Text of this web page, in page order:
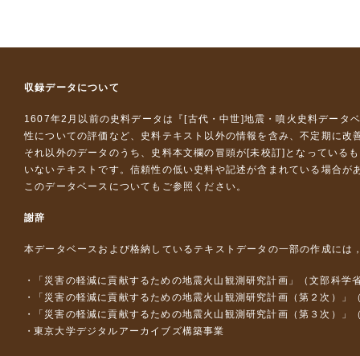
収録データについて
1607年2月以前の史料データは『 [古代・中世]地震・噴火史料データ
性についての評価など、史料テキスト以外の情報を含み、不定期に改
それ以外のデータのうち、史料本文欄の冒頭が[未校訂]となっている
いないテキストです。信頼性の低い史料や記述が含まれている場合が
このデータベースについて もご参照ください。
謝辞
本データベースおよび格納しているテキストデータの一部の作成には
「災害の軽減に貢献するための地震火山観測研究計画」（文部科学
「災害の軽減に貢献するための地震火山観測研究計画（第２次）」
「災害の軽減に貢献するための地震火山観測研究計画（第３次）」
東京大学デジタルアーカイブズ構築事業